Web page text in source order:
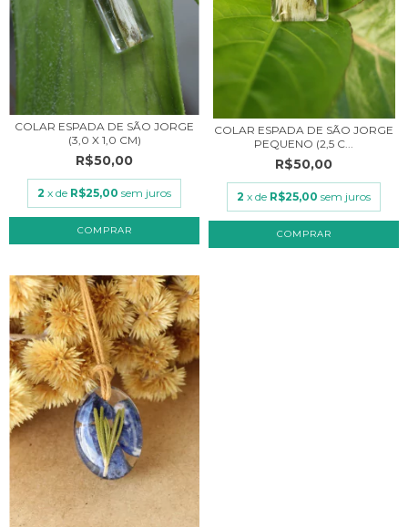
COLAR ESPADA DE SÃO JORGE
(3,0 X 1,0 CM)
R$50,00
2 x de R$25,00 sem juros
COLAR ESPADA DE SÃO JORGE
PEQUENO (2,5 C...
R$50,00
2 x de R$25,00 sem juros